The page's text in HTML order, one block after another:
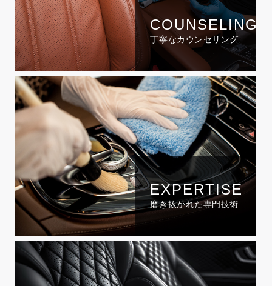
COUNSELING
丁寧なカウンセリング
EXPERTISE
磨き抜かれた専門技術